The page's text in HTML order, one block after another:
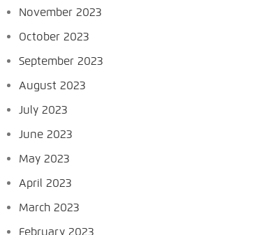
November 2023
October 2023
September 2023
August 2023
July 2023
June 2023
May 2023
April 2023
March 2023
February 2023